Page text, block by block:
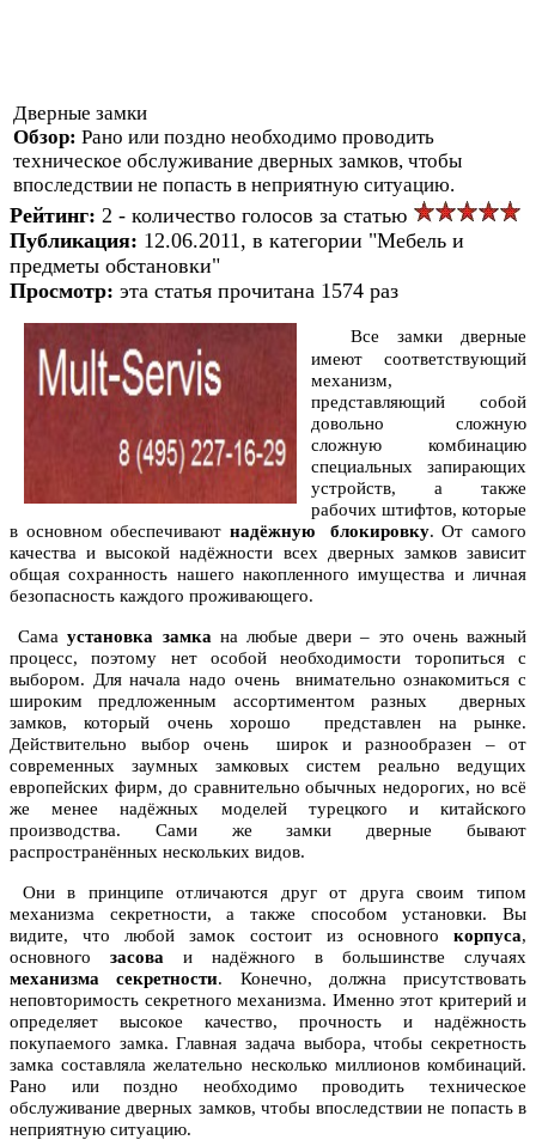
Дверные замки
Обзор: Рано или поздно необходимо проводить
техническое обслуживание дверных замков, чтобы
впоследствии не попасть в неприятную ситуацию.
Рейтинг: 2 - количество голосов за статью
Публикация: 12.06.2011, в категории "Мебель и
предметы обстановки"
Просмотр: эта статья прочитана 1574 раз
Все замки дверные
имеют соответствующий
механизм,
представляющий собой
довольно сложную
сложную комбинацию
специальных запирающих
устройств, а также
рабочих штифтов, которые
в основном обеспечивают надёжную блокировку. От самого
качества и высокой надёжности всех дверных замков зависит
общая сохранность нашего накопленного имущества и личная
безопасность каждого проживающего.
Самаустановка замка на любые двери – это очень важный
процесс, поэтому нет особой необходимости торопиться с
выбором. Для начала надо очень внимательно ознакомиться с
широким предложенным ассортиментом разных дверных
замков, который очень хорошо представлен на рынке.
Действительно выбор очень широк и разнообразен – от
современных заумных замковых систем реально ведущих
европейских фирм, до сравнительно обычных недорогих, но всё
же менее надёжных моделей турецкого и китайского
производства. Сами же замки дверные бывают
распространённых нескольких видов.
Они в принципе отличаются друг от друга своим типом
механизма секретности, а также способом установки. Вы
видите, что любой замок состоит из основного корпуса,
основного засова и надёжного в большинстве случаях
механизма секретности. Конечно, должна присутствовать
неповторимость секретного механизма. Именно этот критерий и
определяет высокое качество, прочность и надёжность
покупаемого замка. Главная задача выбора, чтобы секретность
замка составляла желательно несколько миллионов комбинаций.
Рано или поздно необходимо проводить техническое
обслуживание дверных замков, чтобы впоследствии не попасть в
неприятную ситуацию.